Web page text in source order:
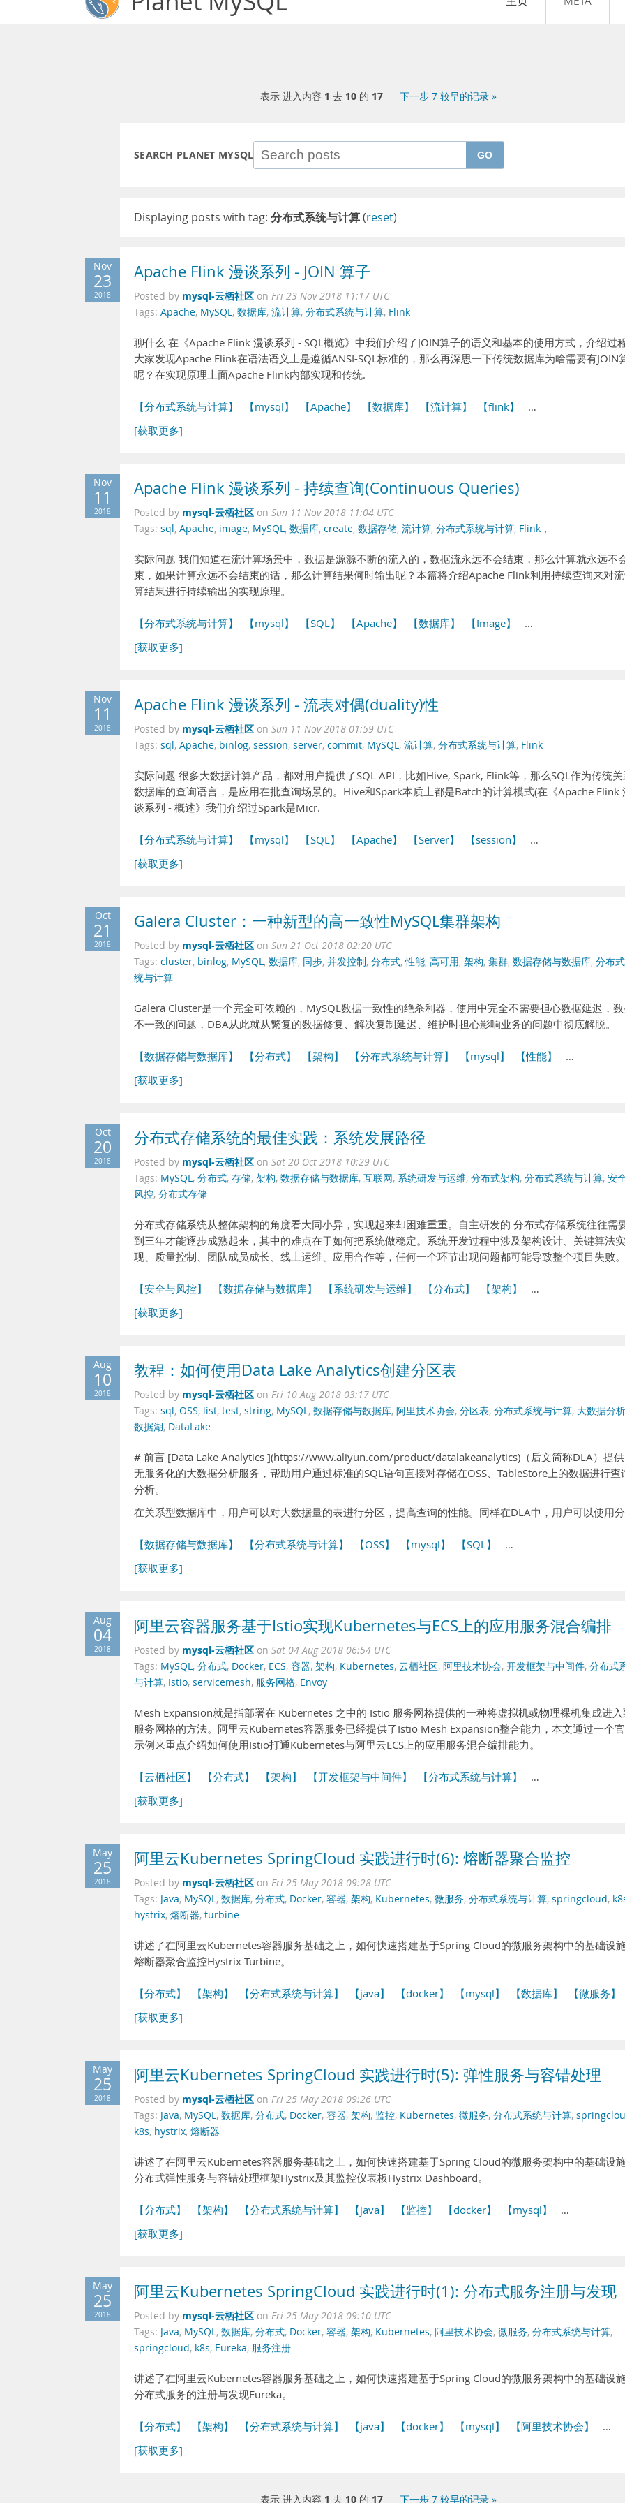
表示 进入内容 1 去 10的 17 下一步 7 较早的记录 »
SEARCH PLANET MYSQL GO
Displaying posts with tag: 分布式系统与计算(reset)
Nov
23
2018
Apache Flink 漫谈系列 - JOIN 算子
Posted by mysql-云栖社区 on Fri 23 Nov 2018 11:17 UTC
Tags: Apache, MySQL, 数据库, 流计算, 分布式系统与计算, Flink
聊什么 在《Apache Flink 漫谈系列 - SQL概览》中我们介绍了JOIN算子的语义和基本的使用方式，介绍过
大家发现Apache Flink在语法语义上是遵循ANSI-SQL标准的，那么再深思一下传统数据库为啥需要有JOIN
呢？在实现原理上面Apache Flink内部实现和传统.
【分布式系统与计算】 【mysql】 【Apache】 【数据库】 【流计算】 【flink】
…
[获取更多]
Nov
11
2018
Apache Flink 漫谈系列 - 持续查询(Continuous Queries)
Posted by mysql-云栖社区 on Sun 11 Nov 2018 11:04 UTC
Tags: sql, Apache, image, MySQL, 数据库, create, 数据存储, 流计算, 分布式系统与计算, Flink，
实际问题 我们知道在流计算场景中，数据是源源不断的流入的，数据流永远不会结束，那么计算就永远不
束，如果计算永远不会结束的话，那么计算结果何时输出呢？本篇将介绍Apache Flink利用持续查询来对
算结果进行持续输出的实现原理。
【分布式系统与计算】 【mysql】 【SQL】 【Apache】 【数据库】 【Image】
…
[获取更多]
Nov
11
2018
Apache Flink 漫谈系列 - 流表对偶(duality)性
Posted by mysql-云栖社区 on Sun 11 Nov 2018 01:59 UTC
Tags: sql, Apache, binlog, session, server, commit, MySQL, 流计算, 分布式系统与计算, Flink
实际问题 很多大数据计算产品，都对用户提供了SQL API，比如Hive, Spark, Flink等，那么SQL作为传统
数据库的查询语言，是应用在批查询场景的。Hive和Spark本质上都是Batch的计算模式(在《Apache Flink
谈系列 - 概述》我们介绍过Spark是Micr.
【分布式系统与计算】 【mysql】 【SQL】 【Apache】 【Server】 【session】
…
[获取更多]
Oct
21
2018
Galera Cluster：一种新型的高一致性MySQL集群架构
Posted by mysql-云栖社区 on Sun 21 Oct 2018 02:20 UTC
Tags: cluster, binlog, MySQL, 数据库, 同步, 并发控制, 分布式,性能, 高可用, 架构, 集群, 数据存储与数据库, 分布
统与计算
Galera Cluster是一个完全可依赖的，MySQL数据一致性的绝杀利器，使用中完全不需要担心数据延迟，
不一致的问题，DBA从此就从繁复的数据修复、解决复制延迟、维护时担心影响业务的问题中彻底解脱。
【数据存储与数据库】 【分布式】 【架构】 【分布式系统与计算】 【mysql】 【性能】
…
[获取更多]
Oct
20
2018
分布式存储系统的最佳实践：系统发展路径
Posted by mysql-云栖社区 on Sat 20 Oct 2018 10:29 UTC
Tags: MySQL, 分布式, 存储, 架构, 数据存储与数据库, 互联网, 系统研发与运维, 分布式架构, 分布式系统与计算, 安
风控, 分布式存储
分布式存储系统从整体架构的角度看大同小异，实现起来却困难重重。自主研发的 分布式存储系统往往需
到三年才能逐步成熟起来，其中的难点在于如何把系统做稳定。系统开发过程中涉及架构设计、关键算法实
现、质量控制、团队成员成长、线上运维、应用合作等，任何一个环节出现问题都可能导致整个项目失败。
【安全与风控】 【数据存储与数据库】 【系统研发与运维】 【分布式】 【架构】
…
[获取更多]
Aug
10
2018
教程：如何使用Data Lake Analytics创建分区表
Posted by mysql-云栖社区 on Fri 10 Aug 2018 03:17 UTC
Tags: sql, OSS, list, test, string, MySQL, 数据存储与数据库, 阿里技术协会, 分区表, 分布式系统与计算, 大数据分析
数据湖, DataLake
# 前言 [Data Lake Analytics ](https://www.aliyun.com/product/datalakeanalytics)（后文简称DLA）提
无服务化的大数据分析服务，帮助用户通过标准的SQL语句直接对存储在OSS、TableStore上的数据进行查
分析。
在关系型数据库中，用户可以对大数据量的表进行分区，提高查询的性能。同样在DLA中，用户可以使用分
【数据存储与数据库】 【分布式系统与计算】 【OSS】 【mysql】 【SQL】
…
[获取更多]
Aug
04
2018
阿里云容器服务基于Istio实现Kubernetes与ECS上的应用服务混合编排
Posted by mysql-云栖社区 on Sat 04 Aug 2018 06:54 UTC
Tags: MySQL, 分布式, Docker, ECS, 容器, 架构, Kubernetes, 云栖社区, 阿里技术协会, 开发框架与中间件, 分布式
与计算, Istio, servicemesh, 服务网格, Envoy
Mesh Expansion就是指部署在 Kubernetes 之中的 Istio 服务网格提供的一种将虚拟机或物理裸机集成进
服务网格的方法。阿里云Kubernetes容器服务已经提供了Istio Mesh Expansion整合能力，本文通过一个
示例来重点介绍如何使用Istio打通Kubernetes与阿里云ECS上的应用服务混合编排能力。
【云栖社区】 【分布式】 【架构】 【开发框架与中间件】 【分布式系统与计算】
…
[获取更多]
May
25
2018
阿里云Kubernetes SpringCloud 实践进行时(6): 熔断器聚合监控
Posted by mysql-云栖社区 on Fri 25 May 2018 09:28 UTC
Tags: Java, MySQL, 数据库, 分布式, Docker, 容器, 架构, Kubernetes, 微服务, 分布式系统与计算, springcloud,
hystrix, 熔断器, turbine
讲述了在阿里云Kubernetes容器服务基础之上，如何快速搭建基于Spring Cloud的微服务架构中的基础设
熔断器聚合监控Hystrix Turbine。
【分布式】 【架构】 【分布式系统与计算】 【java】 【docker】 【mysql】 【数据库】 【微服务】
[获取更多]
May
25
2018
阿里云Kubernetes SpringCloud 实践进行时(5): 弹性服务与容错处理
Posted by mysql-云栖社区 on Fri 25 May 2018 09:26 UTC
Tags: Java, MySQL, 数据库, 分布式, Docker, 容器, 架构, 监控, Kubernetes, 微服务, 分布式系统与计算,
k8s, hystrix, 熔断器
讲述了在阿里云Kubernetes容器服务基础之上，如何快速搭建基于Spring Cloud的微服务架构中的基础设
分布式弹性服务与容错处理框架Hystrix及其监控仪表板Hystrix Dashboard。
【分布式】 【架构】 【分布式系统与计算】 【java】 【监控】 【docker】 【mysql】
…
[获取更多]
May
25
2018
阿里云Kubernetes SpringCloud 实践进行时(1): 分布式服务注册与发现
Posted by mysql-云栖社区 on Fri 25 May 2018 09:10 UTC
Tags: Java, MySQL, 数据库, 分布式, Docker, 容器, 架构, Kubernetes, 阿里技术协会, 微服务, 分布式系统与计算,
springcloud, k8s, Eureka, 服务注册
讲述了在阿里云Kubernetes容器服务基础之上，如何快速搭建基于Spring Cloud的微服务架构中的基础设
分布式服务的注册与发现Eureka。
【分布式】 【架构】 【分布式系统与计算】 【java】 【docker】 【mysql】 【阿里技术协会】
…
[获取更多]
表示 进入内容 1 去 10的 17 下一步 7 较早的记录 »